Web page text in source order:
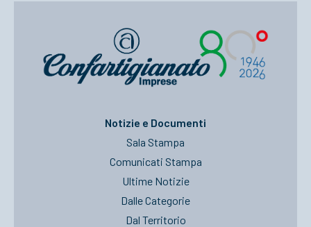
Notizie e Documenti
Sala Stampa
Comunicati Stampa
Ultime Notizie
Dalle Categorie
Dal Territorio